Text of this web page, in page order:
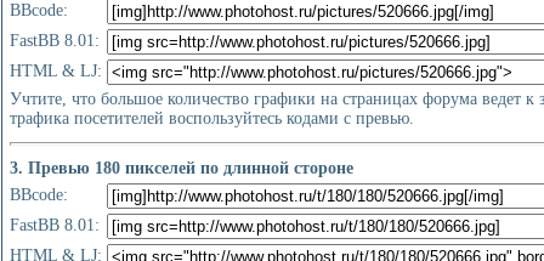
BBcode:
FastBB 8.01:
HTML & LJ:
Учтите, что большое количество графики на страницах форума ведет
трафика посетителей воспользуйтесь кодами с превью.
3. Превью 180 пикселей по длинной стороне
BBcode:
FastBB 8.01:
HTML & LJ: